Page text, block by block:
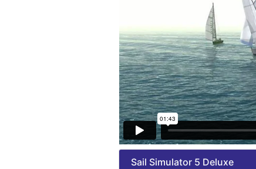
Sail Simulator 5 Deluxe